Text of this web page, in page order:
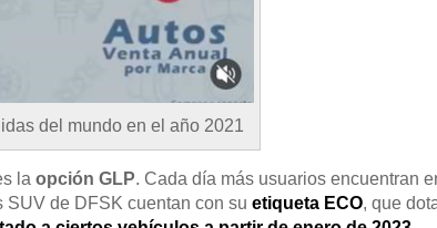
del mundo en el año 2021
la opción GLP. Cada día más usuarios encuentran
SUV de DFSK cuentan con su etiqueta ECO, que